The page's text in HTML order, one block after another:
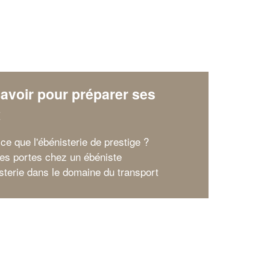
pour préparer ses
que l'ébénisterie de prestige ?
portes chez un ébéniste
dans le domaine du transport